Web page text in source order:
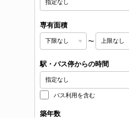
専有面積
〜
駅・バス停からの時間
バス利用を含む
築年数